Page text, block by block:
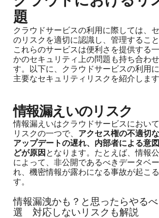
題
クラウドサービスの利用に際しては、
のリスクを適切に認識し、管理すること
これらのサービスは便利さを提供する
かのセキュリティ上の問題も持ち合わ
す。以下に、クラウドサービスの利用
主要なセキュリティリスクを紹介します
情報漏えいのリスク
情報漏えいはクラウドサービスにおい
リスクの一つで、 アクセス権の不適切
アップデートの遅れ、内部者による意
どが原因 となります。たとえば、情報
によって、非公開であるべきデータベ
れ、機密情報が露わになる事故が起こ
す。
情報漏洩かも？と思ったらやるべ
選 対応しないリスクも解説